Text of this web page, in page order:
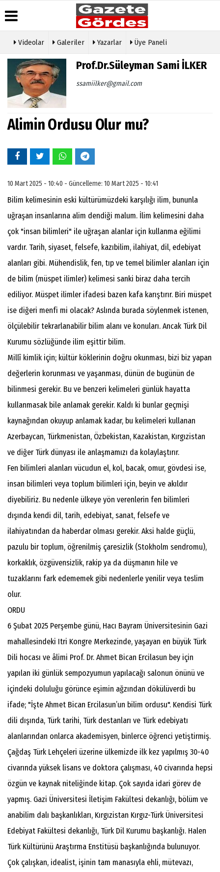
Üye Paneli
Haber
Arşivi
Gazete
Arşivi
Günün
Haberleri
Hava
Durumu
Gazete
Biyografiler
Yazarları
Video
Etkinlikler
Künye
Videolar Galeriler Yazarlar Üye Paneli
Prof.Dr.Süleyman Sami İLKER
ssamiilker@gmail.com
Alimin Ordusu Olur mu?
10 Mart 2025 - 10:40 - Güncelleme: 10 Mart 2025 - 10:41
Bilim kelimesinin eski kültürümüzdeki karşılığı ilim, bununla
uğraşan insanlarına alim dendiği malum. İlim kelimesini daha
çok "insan bilimleri" ile uğraşan alanlar için kullanma eğilimi
vardır. Tarih, siyaset, felsefe, kazıbilim, ilahiyat, dil, edebiyat
alanları gibi. Mühendislik, fen, tıp ve temel bilimler alanları için
de bilim (müspet ilimler) kelimesi sanki biraz daha tercih
ediliyor. Müspet ilimler ifadesi bazen kafa karıştırır. Biri müspet
ise diğeri menfi mi olacak? Aslında burada söylenmek istenen,
ölçülebilir tekrarlanabilir bilim alanı ve konuları. Ancak Türk Dil
Kurumu sözlüğünde ilim eşittir bilim.
Millî kimlik için; kültür köklerinin doğru okunması, bizi biz yapan
değerlerin korunması ve yaşanması, dünün de bugünün de
bilinmesi gerekir. Bu ve benzeri kelimeleri günlük hayatta
kullanmasak bile anlamak gerekir. Kaldı ki bunlar geçmişi
kaynağından okuyup anlamak kadar, bu kelimeleri kullanan
Azerbaycan, Türkmenistan, Özbekistan, Kazakistan, Kırgızistan
ve diğer Türk dünyası ile anlaşmamızı da kolaylaştırır.
Fen bilimleri alanları vücudun el, kol, bacak, omur, gövdesi ise,
insan bilimleri veya toplum bilimleri için, beyin ve akıldır
diyebiliriz. Bu nedenle ülkeye yön verenlerin fen bilimleri
dışında kendi dil, tarih, edebiyat, sanat, felsefe ve
ilahiyatından da haberdar olması gerekir. Aksi halde güçlü,
pazulu bir toplum, öğrenilmiş çaresizlik (Stokholm sendromu),
korkaklık, özgüvensizlik, rakip ya da düşmanın hile ve
tuzaklarını fark edememek gibi nedenlerle yenilir veya teslim
olur.
ORDU
6 Şubat 2025 Perşembe günü, Hacı Bayram Üniversitesinin Gazi
mahallesindeki Itri Kongre Merkezinde, yaşayan en büyük Türk
Dili hocası ve âlimi Prof. Dr. Ahmet Bican Ercilasun bey için
yapılan iki günlük sempozyumun yapılacağı salonun önünü ve
içindeki doluluğu görünce eşimin ağzından dökülüverdi bu
ifade; "İşte Ahmet Bican Ercilasun’un bilim ordusu". Kendisi Türk
dili dışında, Türk tarihi, Türk destanları ve Türk edebiyatı
alanlarından onlarca akademisyen, binlerce öğrenci yetiştirmiş.
Çağdaş Türk Lehçeleri üzerine ülkemizde ilk kez yapılmış 30-40
civarında yüksek lisans ve doktora çalışması, 40 civarında hepsi
özgün ve kaynak niteliğinde kitap. Çok sayıda idari görev de
yapmış. Gazi Üniversitesi İletişim Fakültesi dekanlığı, bölüm ve
anabilim dalı başkanlıkları, Kırgızistan Kırgız-Türk Üniversitesi
Edebiyat Fakültesi dekanlığı, Türk Dil Kurumu başkanlığı. Halen
Türk Kültürünü Araştırma Enstitüsü başkanlığında bulunuyor.
Çok çalışkan, idealist, işinin tam manasıyla ehli, mütevazı,